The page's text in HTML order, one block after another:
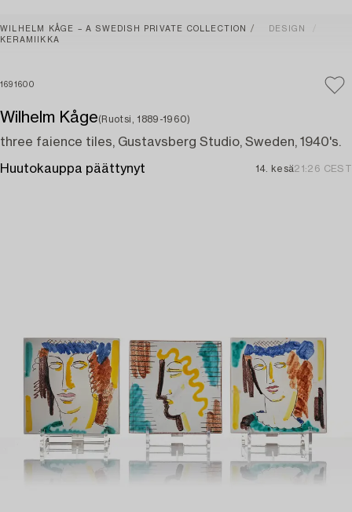
WILHELM KÅGE – A SWEDISH PRIVATE COLLECTION
DESIGN
KERAMIIKKA
1691600
Wilhelm Kåge(Ruotsi, 1889-1960)
three faience tiles, Gustavsberg Studio, Sweden, 1940's.
Huutokauppa päättynyt 14. kesä21:26 CEST